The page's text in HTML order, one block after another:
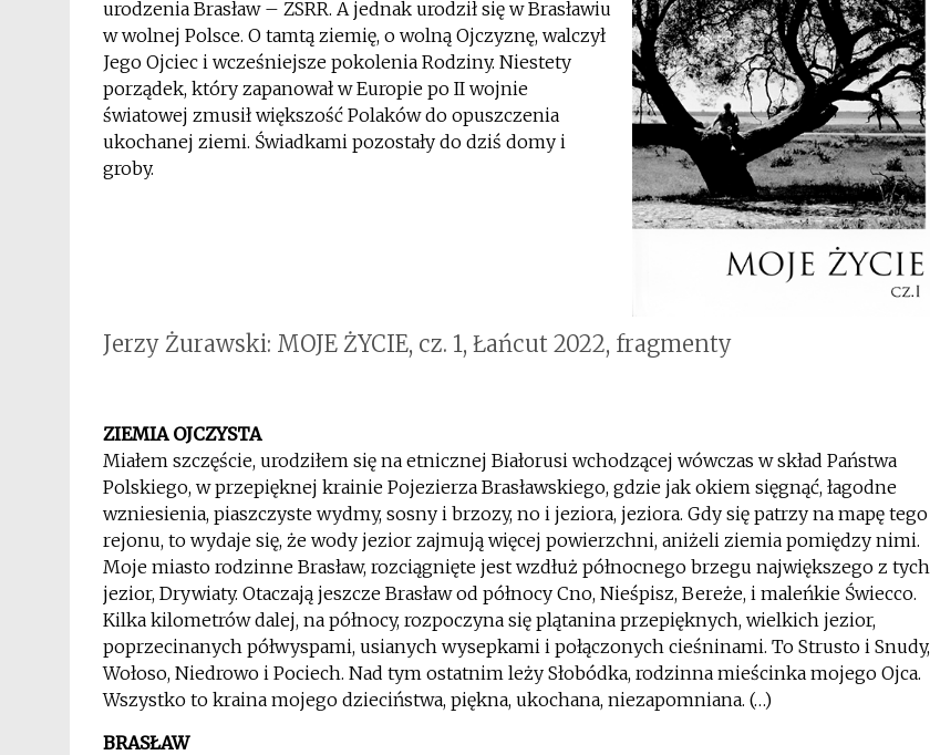
urodzenia Brasław – ZSRR. A jednak urodził się w Brasławiu
w wolnej Polsce. O tamtą ziemię, o wolną Ojczyznę, walczył
Jego Ojciec i wcześniejsze pokolenia Rodziny. Niestety
porządek, który zapanował w Europie po II wojnie
światowej zmusił większość Polaków do opuszczenia
ukochanej ziemi. Świadkami pozostały do dziś domy i
groby.
Jerzy Żurawski: MOJE ŻYCIE, cz. 1, Łańcut 2022, fragmenty
ZIEMIA OJCZYSTA
Miałem szczęście, urodziłem się na etnicznej Białorusi wchodzącej wówczas w skład Państwa
Polskiego, w przepięknej krainie Pojezierza Brasławskiego, gdzie jak okiem sięgnąć, łagodne
wzniesienia, piaszczyste wydmy, sosny i brzozy, no i jeziora, jeziora. Gdy się patrzy na mapę tego
rejonu, to wydaje się, że wody jezior zajmują więcej powierzchni, aniżeli ziemia pomiędzy nimi.
Moje miasto rodzinne Brasław, rozciągnięte jest wzdłuż północnego brzegu największego z tych
jezior, Drywiaty. Otaczają jeszcze Brasław od północy Cno, Nieśpisz, Bereże, i maleńkie Świecco.
Kilka kilometrów dalej, na północy, rozpoczyna się plątanina przepięknych, wielkich jezior,
poprzecinanych półwyspami, usianych wysepkami i połączonych cieśninami. To Strusto i Snudy,
Wołoso, Niedrowo i Pociech. Nad tym ostatnim leży Słobódka, rodzinna mieścinka mojego Ojca.
Wszystko to kraina mojego dzieciństwa, piękna, ukochana, niezapomniana. (…)
BRASŁAW